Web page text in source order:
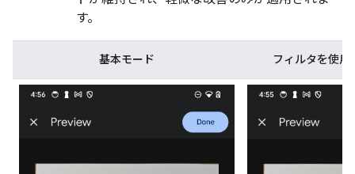
す。
基本モード フィルタを使用